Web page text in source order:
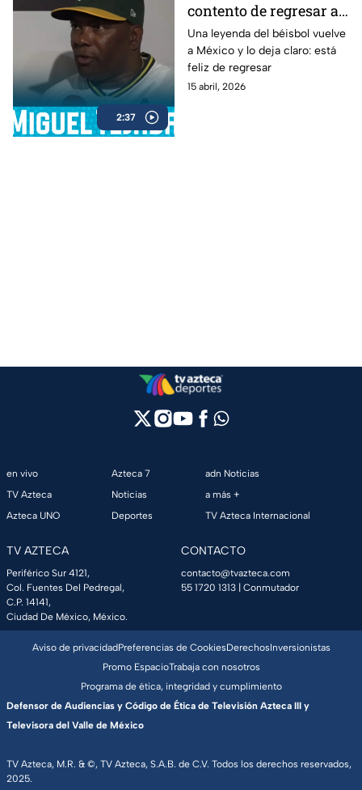
2:37
contento de regresar a
la Liga Mexicana”
Una leyenda del béisbol vuelve
a México y lo deja claro: está
feliz de regresar
15 abril, 2026
en vivo
TV Azteca
Azteca UNO
Azteca 7
Noticias
Deportes
adn Noticias
a más +
TV Azteca Internacional
TV AZTECA
Periférico Sur 4121,
Col. Fuentes Del Pedregal,
C.P. 14141,
Ciudad De México, México.
CONTACTO
contacto@tvazteca.com
55 1720 1313 | Conmutador
TV Azteca, M.R. & ©, TV Azteca, S.A.B. de C.V. Todos los derechos reservados,
2025.
Aviso de privacidadPreferencias de CookiesDerechosInversionistas
Promo EspacioTrabaja con nosotros
Programa de ética, integridad y cumplimiento
Defensor de Audiencias y Código de Ética de Televisión Azteca III y
Televisora del Valle de México